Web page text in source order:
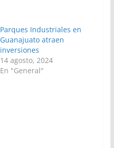
Parques Industriales en
Guanajuato atraen
inversiones
14 agosto, 2024
En "General"